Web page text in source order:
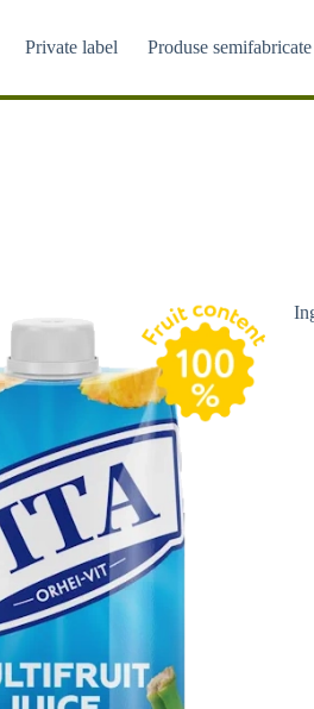
Private label Produse semifabricate